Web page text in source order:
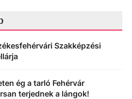
Szakképzési
ég a tarló Fehérvár
terjednek a lángok!